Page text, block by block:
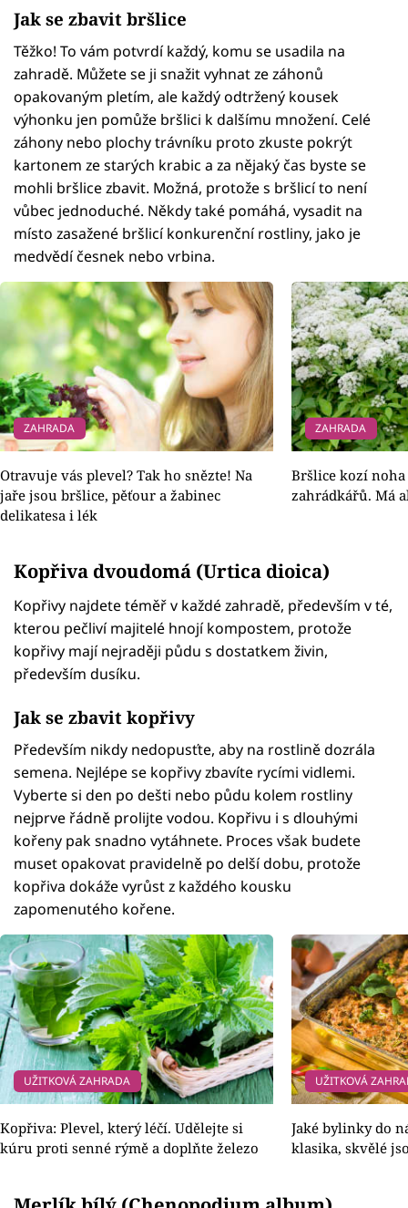
Jak se zbavit bršlice
Těžko! To vám potvrdí každý, komu se usadila na
zahradě. Můžete se ji snažit vyhnat ze záhonů
opakovaným pletím, ale každý odtržený kousek
výhonku jen pomůže bršlici k dalšímu množení. Celé
záhony nebo plochy trávníku proto zkuste pokrýt
kartonem ze starých krabic a za nějaký čas byste se
mohli bršlice zbavit. Možná, protože s bršlicí to není
vůbec jednoduché. Někdy také pomáhá, vysadit na
místo zasažené bršlicí konkurenční rostliny, jako je
medvědí česnek nebo vrbina.
ZAHRADA
Otravuje vás plevel? Tak ho snězte! Na
jaře jsou bršlice, pěťour a žabinec
delikatesa i lék
ZAHRADA
Bršlice kozí
zahrádkářů. Má
Kopřiva dvoudomá (Urtica dioica)
Kopřivy najdete téměř v každé zahradě, především v té,
kterou pečliví majitelé hnojí kompostem, protože
kopřivy mají nejraději půdu s dostatkem živin,
především dusíku.
Jak se zbavit kopřivy
Především nikdy nedopusťte, aby na rostlině dozrála
semena. Nejlépe se kopřivy zbavíte rycími vidlemi.
Vyberte si den po dešti nebo půdu kolem rostliny
nejprve řádně prolijte vodou. Kopřivu i s dlouhými
kořeny pak snadno vytáhnete. Proces však budete
muset opakovat pravidelně po delší dobu, protože
kopřiva dokáže vyrůst z každého kousku
zapomenutého kořene.
UŽITKOVÁ ZAHRADA
Kopřiva: Plevel, který léčí. Udělejte si
kúru proti senné rýmě a doplňte železo
UŽITKOVÁ
Jaké bylinky do
klasika, skvělé